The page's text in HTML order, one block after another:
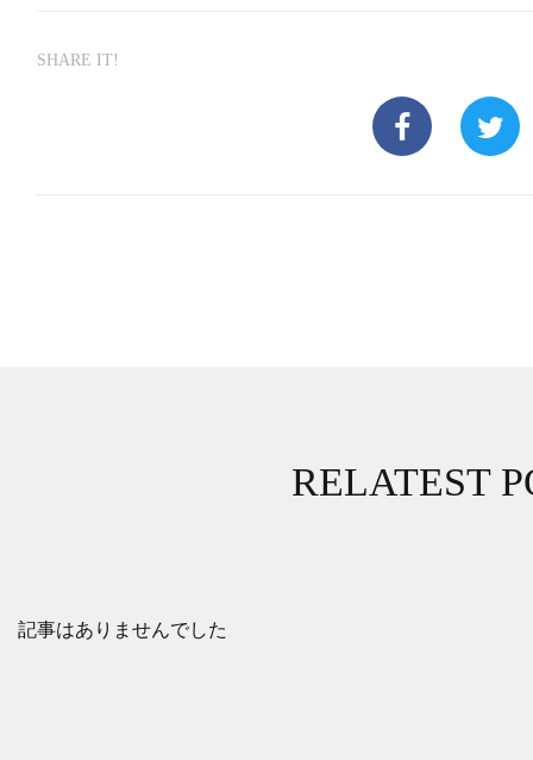
SHARE IT!
RELATEST
記事はありませんでした